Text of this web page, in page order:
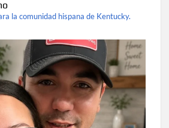
la comunidad hispana de Kentucky.